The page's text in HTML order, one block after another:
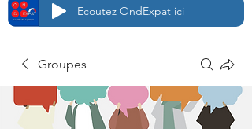
Écoutez OndExpat ici
Groupes